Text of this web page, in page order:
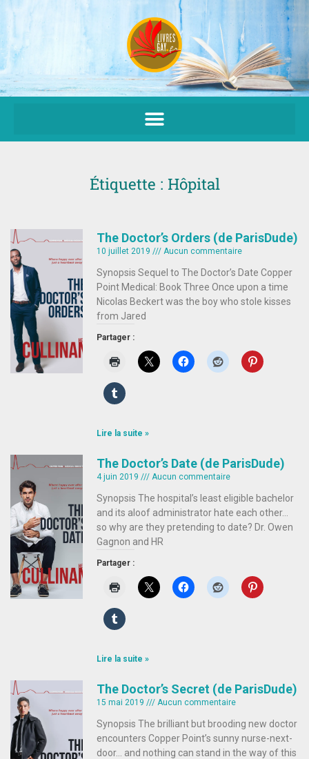
Aller
au
contenu
Étiquette : Hôpital
The Doctor’s Orders (de ParisDude)
10 juillet 2019 Aucun commentaire
Synopsis Sequel to The Doctor’s Date Copper
Point Medical: Book Three Once upon a time
Nicolas Beckert was the boy who stole kisses
from Jared
Partager :
Lire la suite »
The Doctor’s Date (de ParisDude)
4 juin 2019 Aucun commentaire
Synopsis The hospital’s least eligible bachelor
and its aloof administrator hate each other…
so why are they pretending to date? Dr. Owen
Gagnon and HR
Partager :
Lire la suite »
The Doctor’s Secret (de ParisDude)
15 mai 2019 Aucun commentaire
Synopsis The brilliant but brooding new doctor
encounters Copper Point’s sunny nurse-next-
door… and nothing can stand in the way of this